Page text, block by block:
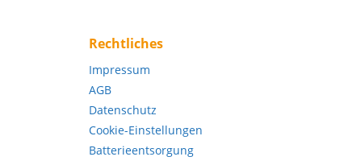
Rechtliches
Impressum
AGB
Datenschutz
Cookie-Einstellungen
Batterieentsorgung